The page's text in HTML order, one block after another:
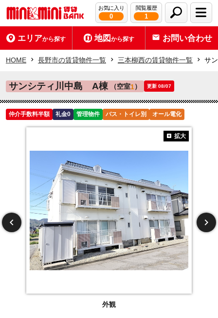
お気に入り
0
閲覧履歴
1
エリアから探す 地図から探す お問い合わせ
HOME 長野市の賃貸物件一覧 三本柳西の賃貸物件一覧 サ
サンシティ川中島 A棟 （空室1） 更新 08/07
仲介手数料半額 礼金0 管理物件 バス・トイレ別 オール電化
外観
拡大